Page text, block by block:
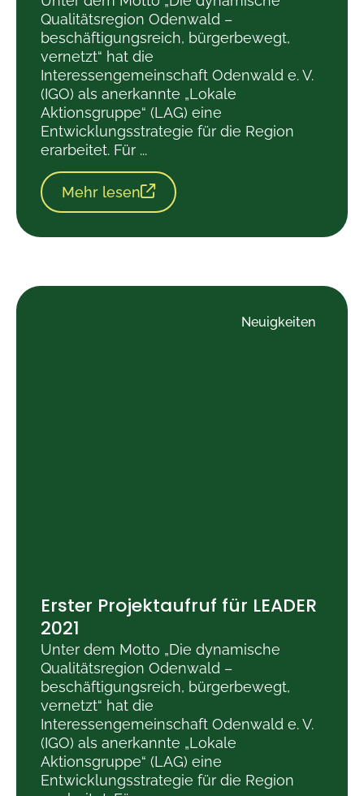
Qualitätsregion Odenwald –
beschäftigungs­reich, bürger­­­bewegt,
vernetzt“ hat die
Interessengemeinschaft Odenwald e. V.
(IGO) als anerkannte „Lokale
Aktionsgruppe“ (LAG) eine
Entwicklungsstrategie für die Region
erarbeitet. Für ...
Mehr lesen
Neuigkeiten
Erster Projektaufruf für LEADER
2021
Unter dem Motto „Die dynamische
Qualitätsregion Odenwald –
beschäftigungs­reich, bürger­­­bewegt,
vernetzt“ hat die
Interessengemeinschaft Odenwald e. V.
(IGO) als anerkannte „Lokale
Aktionsgruppe“ (LAG) eine
Entwicklungsstrategie für die Region